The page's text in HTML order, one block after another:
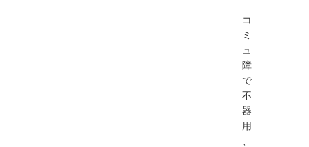
コ
ミ
ュ
障
で
不
器
用